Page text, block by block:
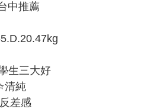
中推薦
生三大好
清純
差感